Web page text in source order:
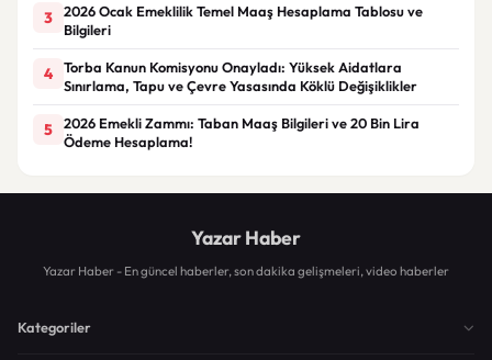
3
2026 Ocak Emeklilik Temel Maaş Hesaplama Tablosu ve
Bilgileri
4
Torba Kanun Komisyonu Onayladı: Yüksek Aidatlara
Sınırlama, Tapu ve Çevre Yasasında Köklü Değişiklikler
5
2026 Emekli Zammı: Taban Maaş Bilgileri ve 20 Bin Lira
Ödeme Hesaplama!
Yazar Haber
Yazar Haber - En güncel haberler, son dakika gelişmeleri, video haberler
Kategoriler